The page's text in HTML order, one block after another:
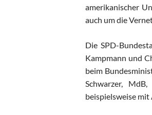
amerikanischer
auch um die
Die SPD-
Kampmann und
beim
Schwarzer,
beispielsweise mit